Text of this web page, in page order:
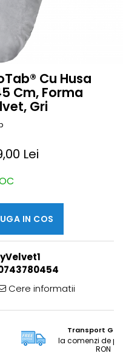
Cu Husa
Cm, Forma
Gri
Lei
IN COS
Cere informatii
Transport
la comenzi de
RON